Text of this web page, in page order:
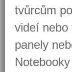
tvůr­cům
videí nebo
pa­ne­ly